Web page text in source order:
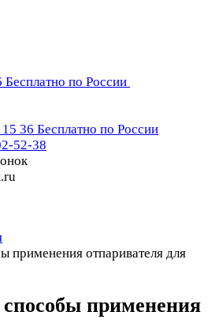
Бесплатно по России
36 Бесплатно по России
52-38
применения отпаривателя для
применения